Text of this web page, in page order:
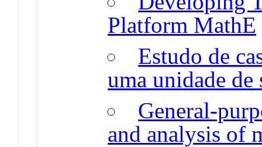
Platform MathE
Estudo de
uma unidade de
General-
and analysis of